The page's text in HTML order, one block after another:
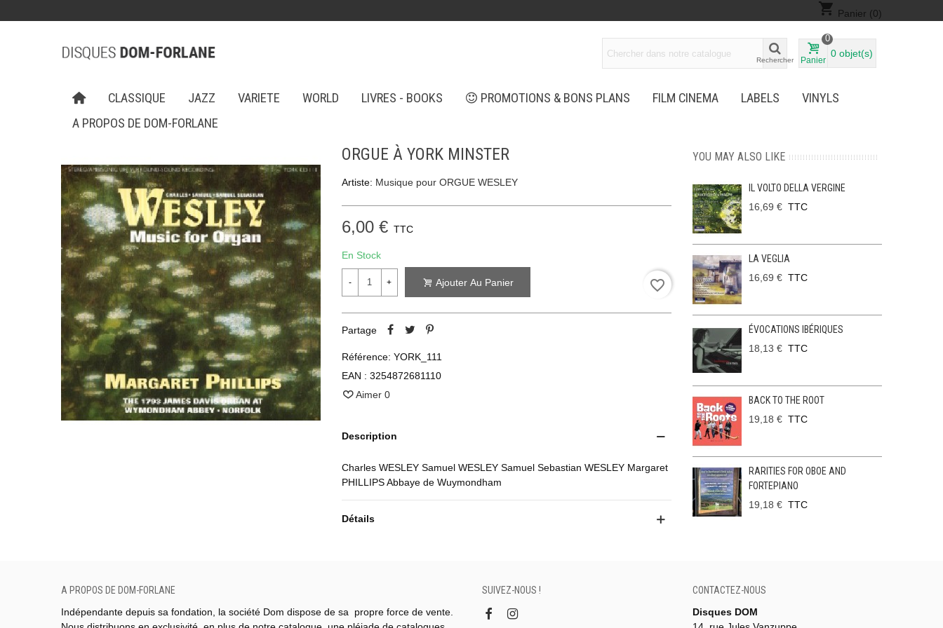
shopping_cart Panier (0)
Rechercher Panier
0
0 objet(s)
CLASSIQUE JAZZ VARIETE WORLD LIVRES - BOOKS PROMOTIONS & BONS PLANS FILM CINEMA LABELS
VINYLS
A PROPOS DE DOM-FORLANE
ORGUE À YORK MINSTER
Artiste: Musique pour ORGUE WESLEY
6,00 € TTC
En Stock
- + Ajouter Au Panier favorite_border
Partage
Référence: YORK_111
EAN : 3254872681110
Aimer 0
Description
Charles WESLEY Samuel WESLEY Samuel Sebastian WESLEY Margaret
PHILLIPS Abbaye de Wuymondham
Détails
YOU MAY ALSO LIKE
IL VOLTO DELLA VERGINE
16,69 € TTC
LA VEGLIA
16,69 € TTC
ÉVOCATIONS IBÉRIQUES
18,13 € TTC
BACK TO THE ROOT
19,18 € TTC
RARITIES FOR OBOE AND
FORTEPIANO
19,18 € TTC
A PROPOS DE DOM-FORLANE
Indépendante depuis sa fondation, la société Dom dispose de sa propre force de vente.
SUIVEZ-NOUS !
CONTACTEZ-NOUS
Disques DOM